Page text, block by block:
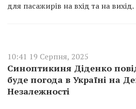
для пасажирів на вхід та на вихід.
10:41 19 Серпня, 2025
Синоптикиня Діденко
буде погода в Україні на
Незалежності